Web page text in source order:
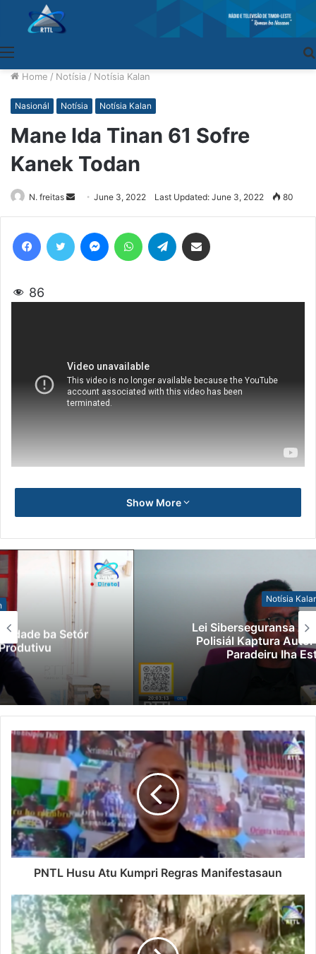
Home / Notísia / Notísia Kalan
Nasionál Notísia Notísia Kalan
Mane Ida Tinan 61 Sofre
Kanek Todan
N. freitas
Send
an
email
June 3, 2022 Last Updated: June 3, 2022 80
86
Show More
Lei Siberseguransa Ajuda Autoridade
Polisiál Kaptura Autór Kriminozu ho
Paradeiru Iha Estranjeiru
PNTL Husu Atu Kumpri Regras Manifestasaun